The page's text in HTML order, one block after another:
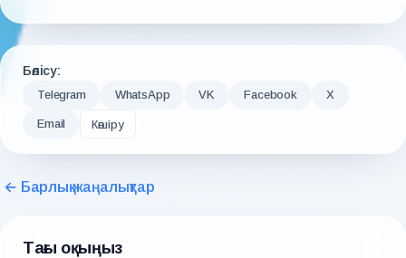
Бөлісу:
Telegram WhatsApp VK Facebook X
Email Көшіру
← Барлық жаңалықтар
Тағы оқыңыз